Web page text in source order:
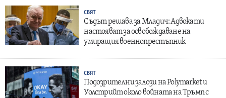
СВЯТ
Съдът решава за Младич: Адвокати
настояват за освобождаване на
умиращия военнопрестъпник
СВЯТ
Подозрителни залози на Polymarket и
Уолстрийт около войната на Тръмп с